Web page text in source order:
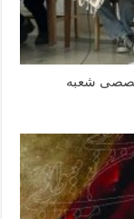
شعبه